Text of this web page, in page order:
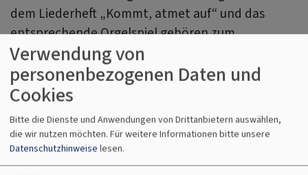
dem Liederheft „Kommt, atmet auf“ und das
entsprechende Orgelspiel gehören zum
Traugottesdienst.
Wegen musikalischer Sonderwünsche (besondere
Orgelmusik; Beteiligung eines Chores; Einsatz von
Solisten) werden Sie sich bitte an unseren
Organisten. Ebenso, wenn Sie einen eigenen
Verwendung von
personenbezogenen Daten und
Cookies
Bitte die Dienste und Anwendungen von Drittanbietern auswählen,
die wir nutzen möchten. Für weitere Informationen bitte unsere
Datenschutzhinweise lesen.